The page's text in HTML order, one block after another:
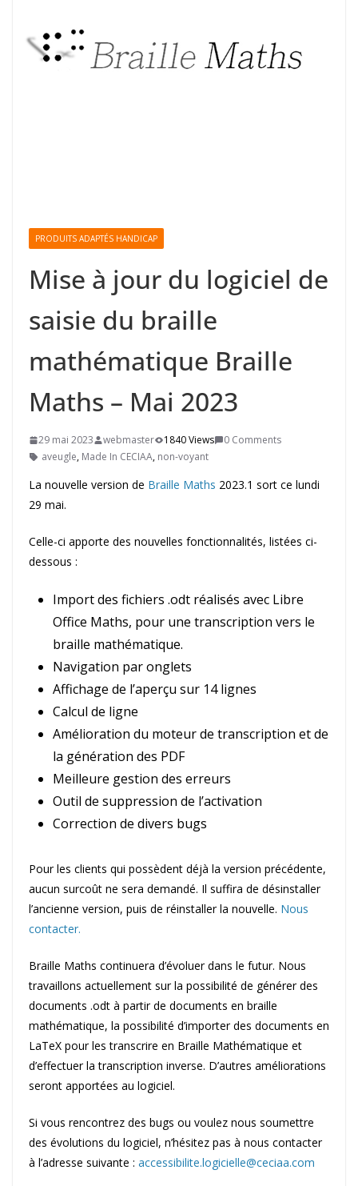
PRODUITS ADAPTÉS HANDICAP
Mise à jour du logiciel de
saisie du braille
mathématique Braille
Maths – Mai 2023
29 mai 2023 webmaster 1840 Views
0 Comments
aveugle, Made In CECIAA, non-voyant
La nouvelle version de Braille Maths 2023.1 sort ce lundi
29 mai.
Celle-ci apporte des nouvelles fonctionnalités, listées ci-
dessous :
Import des fichiers .odt réalisés avec Libre
Office Maths, pour une transcription vers le
braille mathématique.
Navigation par onglets
Affichage de l’aperçu sur 14 lignes
Calcul de ligne
Amélioration du moteur de transcription et de
la génération des PDF
Meilleure gestion des erreurs
Outil de suppression de l’activation
Correction de divers bugs
Pour les clients qui possèdent déjà la version précédente,
aucun surcoût ne sera demandé. Il suffira de désinstaller
l’ancienne version, puis de réinstaller la nouvelle. Nous
contacter.
Braille Maths continuera d’évoluer dans le futur. Nous
travaillons actuellement sur la possibilité de générer des
documents .odt à partir de documents en braille
mathématique, la possibilité d’importer des documents en
LaTeX pour les transcrire en Braille Mathématique et
d’effectuer la transcription inverse. D’autres améliorations
seront apportées au logiciel.
Si vous rencontrez des bugs ou voulez nous soumettre
des évolutions du logiciel, n’hésitez pas à nous contacter
à l’adresse suivante : accessibilite.logicielle@ceciaa.com